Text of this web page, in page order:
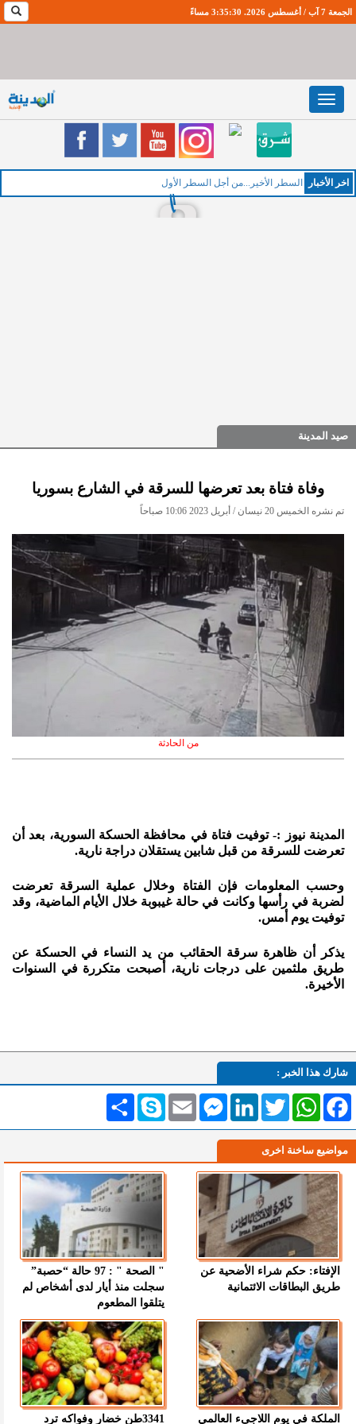
الجمعة 7 آب / أغسطس 2026. 3:35:31 مساءً
Toggle
navigation
اخر اﻷخبار السطر الأخير...من أجل السطر الأول
صيد المدينة
وفاة فتاة بعد تعرضها للسرقة في الشارع بسوريا
تم نشره الخميس 20 نيسان / أبريل 2023 10:06 صباحاً
من الحادثة
المدينة نيوز :- توفيت فتاة في محافظة الحسكة السورية، بعد أن
تعرضت للسرقة من قبل شابين يستقلان دراجة نارية.
وحسب المعلومات فإن الفتاة وخلال عملية السرقة تعرضت
لضربة في رأسها وكانت في حالة غيبوبة خلال الأيام الماضية، وقد
توفيت يوم أمس.
يذكر أن ظاهرة سرقة الحقائب من يد النساء في الحسكة عن
طريق ملثمين على درجات نارية، أصبحت متكررة في السنوات
الأخيرة.
شارك هذا الخبر :
انشر Skype Email
MessengerLinkedInTwitterWhatsAppFacebook
مواضيع ساخنة اخرى
الإفتاء: حكم شراء الأضحية عن
طريق البطاقات الائتمانية
" الصحة " : 97 حالة “حصبة”
سجلت منذ أيار لدى أشخاص لم
يتلقوا المطعوم
الملكة في يوم اللاجىء العالمي 3341طن خضار وفواكه ترد